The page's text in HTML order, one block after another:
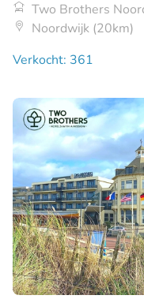
Two Brothers
Noordwijk (20km)
Verkocht: 361